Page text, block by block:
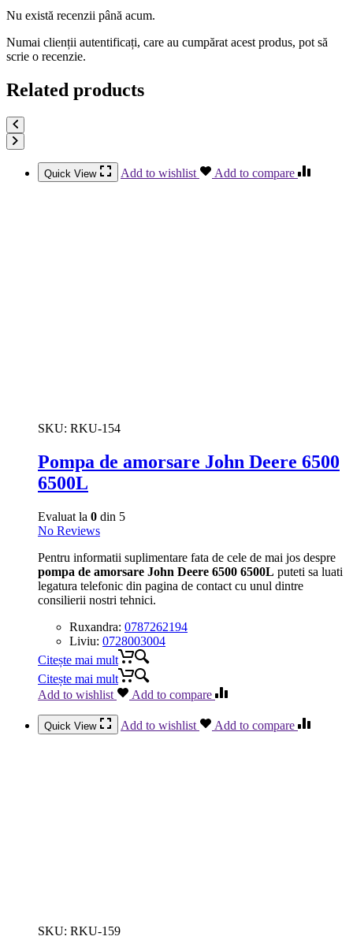
Nu există recenzii până acum.
Numai clienții autentificați, care au cumpărat acest produs, pot să
scrie o recenzie.
Related products
Quick View Add to wishlist Add to compare
SKU: RKU-154
Pompa de amorsare John Deere 6500
6500L
Evaluat la 0 din 5
No Reviews
Pentru informatii suplimentare fata de cele de mai jos despre
pompa de amorsare John Deere 6500 6500L puteti sa luati
legatura telefonic din pagina de contact cu unul dintre
consilierii nostri tehnici.
Ruxandra: 0787262194
Liviu: 0728003004
Citește mai mult
Citește mai mult
Add to wishlist
Add to compare
Quick View Add to wishlist Add to compare
SKU: RKU-159